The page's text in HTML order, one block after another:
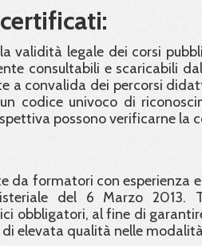
validità legale dei corsi
consultabili e scaricabili
a convalida dei percorsi
codice univoco di
possono verificarne la
da formatori con esperienza
del 6 Marzo
obbligatori, al fine di
elevata qualità nelle